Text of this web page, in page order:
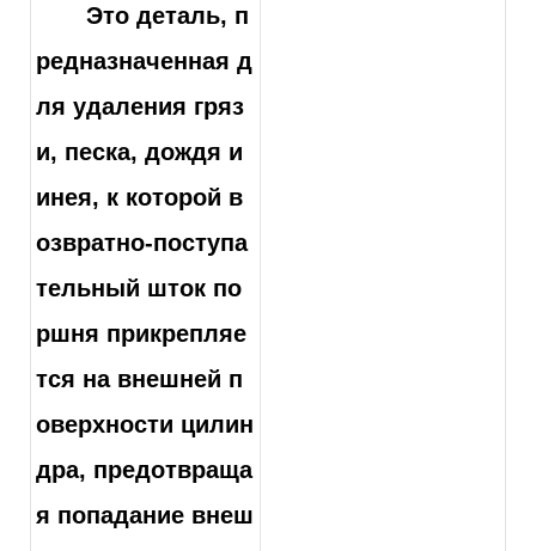
Это деталь, п
редназначенная д
ля удаления гряз
и, песка, дождя и
инея, к которой в
озвратно-поступа
тельный шток по
ршня прикрепляе
тся на внешней п
оверхности цилин
дра, предотвраща
я попадание внеш